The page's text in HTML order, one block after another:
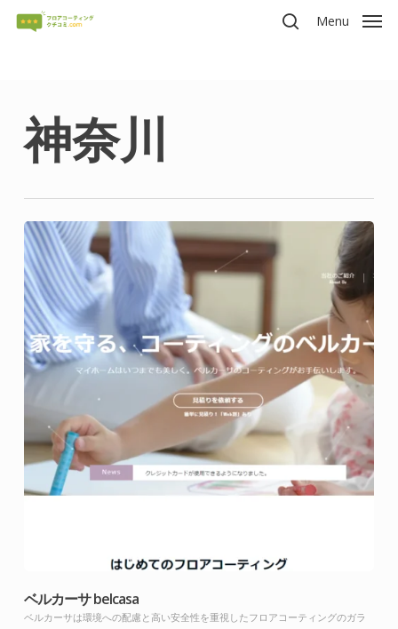
Skip
Menu
神奈川
ベルカーサ belcasa
ベルカーサは環境への配慮と高い安全性を重視したフロアコーティングのガラ